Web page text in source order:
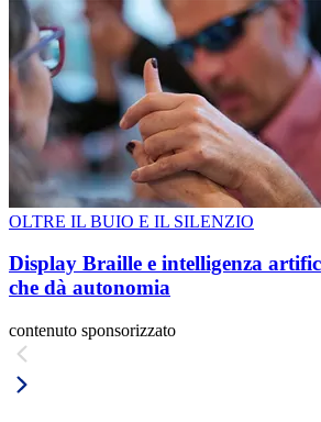
OLTRE IL BUIO E IL SILENZIO
Display Braille e intelligenza
che dà autonomia
contenuto sponsorizzato